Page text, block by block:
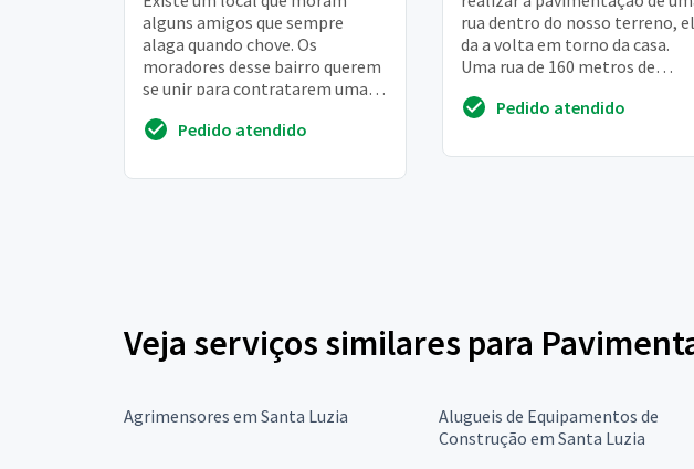
alguns amigos que sempre
alaga quando chove. Os
moradores desse bairro querem
se unir para contratarem uma
de pavimentação do local
Pedido atendido
rua dentro do nosso terreno,
da a volta em torno da casa.
Uma rua de 160 metros de
larguraPedido atendido
Veja serviços similares para
Agrimensores em Santa Luzia
Alugueis de Equipamentos de
Construção em Santa Luzia